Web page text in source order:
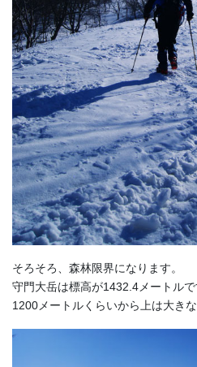
そろそろ、森林限界になります。
守門大岳は標高が1432.4メートル
1200メートルくらいから上は大きな